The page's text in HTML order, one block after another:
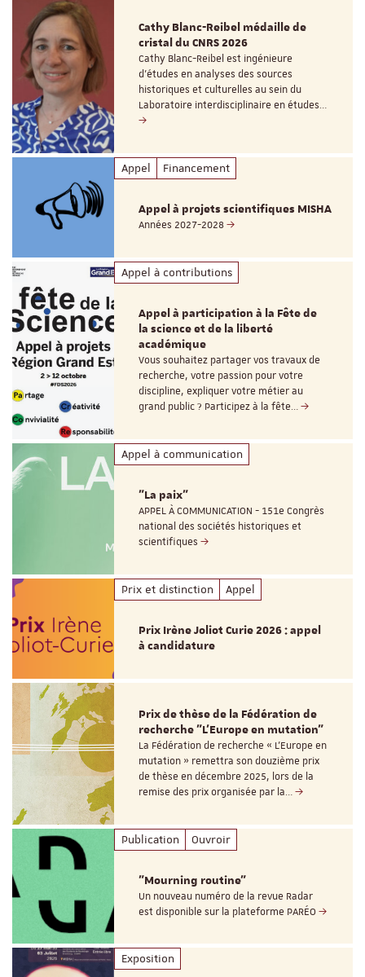
Cathy Blanc-Reibel médaille de
cristal du CNRS 2026
Cathy Blanc-Reibel est ingénieure
d’études en analyses des sources
historiques et culturelles au sein du
Laboratoire interdisciplinaire en études…
Appel Financement
Appel à projets scientifiques MISHA
Années 2027-2028
Appel à contributions
Appel à participation à la Fête de
la science et de la liberté
académique
Vous souhaitez partager vos travaux de
recherche, votre passion pour votre
discipline, expliquer votre métier au
grand public ? Participez à la fête…
Appel à communication
"La paix"
APPEL À COMMUNICATION - 151e Congrès
national des sociétés historiques et
scientifiques
Prix et distinction Appel
Prix Irène Joliot Curie 2026 : appel
à candidature
Prix de thèse de la Fédération de
recherche "L’Europe en mutation"
La Fédération de recherche « L’Europe en
mutation » remettra son douzième prix
de thèse en décembre 2025, lors de la
remise des prix organisée par la…
Publication Ouvroir
"Mourning routine"
Un nouveau numéro de la revue Radar
est disponible sur la plateforme PARÉO
Exposition